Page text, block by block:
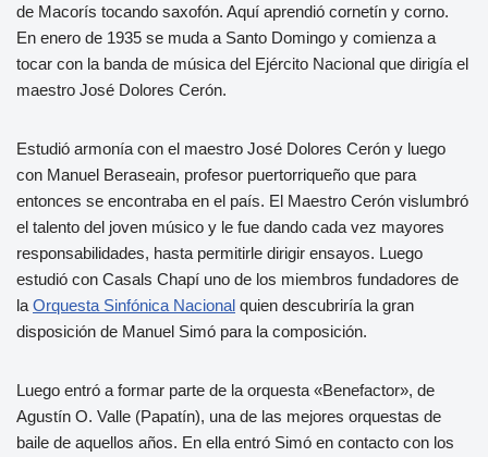
de Macorís tocando saxofón. Aquí aprendió cornetín y corno.
En enero de 1935 se muda a Santo Domingo y comienza a
tocar con la banda de música del Ejército Nacional que dirigía el
maestro José Dolores Cerón.
Estudió armonía con el maestro José Dolores Cerón y luego
con Manuel Beraseain, profesor puertorriqueño que para
entonces se encontraba en el país. El Maestro Cerón vislumbró
el talento del joven músico y le fue dando cada vez mayores
responsabilidades, hasta permitirle dirigir ensayos. Luego
estudió con Casals Chapí uno de los miembros fundadores de
la Orquesta Sinfónica Nacional quien descubriría la gran
disposición de Manuel Simó para la composición.
Luego entró a formar parte de la orquesta «Benefactor», de
Agustín O. Valle (Papatín), una de las mejores orquestas de
baile de aquellos años. En ella entró Simó en contacto con los